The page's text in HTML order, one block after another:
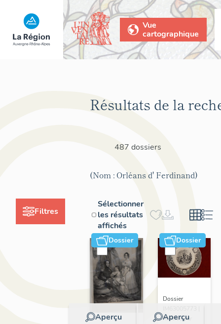
Vue
cartographique
Filtres
Résultats de la
487 dossiers
(Nom : Orléans d' Ferdinand)
Sélectionner
les résultats
affichés
Dossier
Aperçu
Dossier
Aperçu
Dossier
Réalisé par